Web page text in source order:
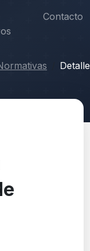
Contacto
Detalle